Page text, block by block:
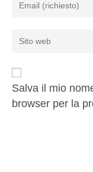
Salva il mio
browser per la